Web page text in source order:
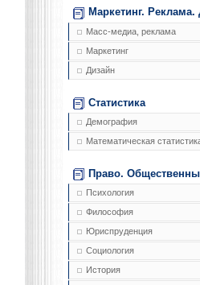
Маркетинг. Реклама.
Масс-медиа, реклама
Маркетинг
Дизайн
Статистика
Демография
Математическая
Право.
Психология
Философия
Юриспруденция
Социология
История